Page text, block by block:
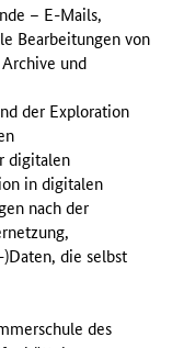
– E-Mails,
Bearbeitungen von
und
der Exploration
digitalen
in digitalen
nach der
die selbst
des